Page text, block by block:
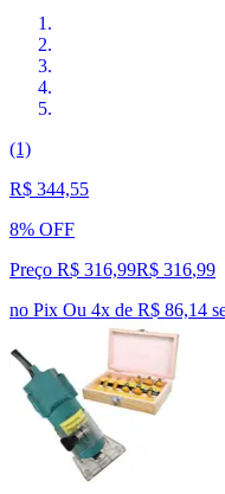
(1)
R$ 344,55
8% OFF
Preço R$ 316,99R$ 316,99
no Pix Ou 4x de R$ 86,14